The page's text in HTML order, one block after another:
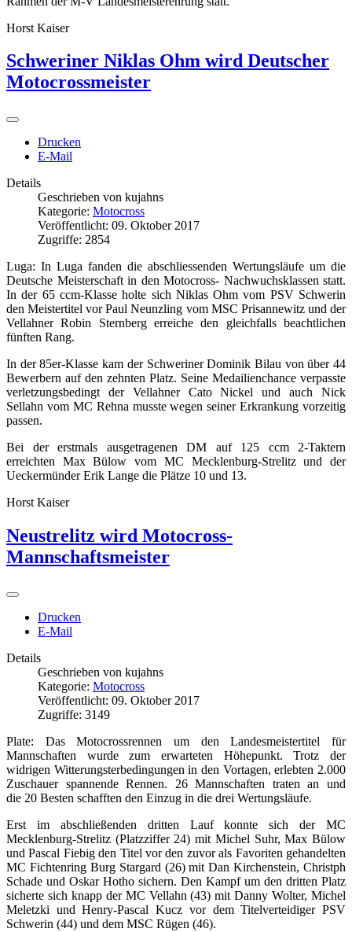
Horst Kaiser
Schweriner Niklas Ohm wird Deutscher
Motocrossmeister
Drucken
E-Mail
Details
Geschrieben von kujahns
Kategorie: Motocross
Veröffentlicht: 09. Oktober 2017
Zugriffe: 2854
Luga: In Luga fanden die abschliessenden Wertungsläufe um die
Deutsche Meisterschaft in den Motocross- Nachwuchsklassen statt.
In der 65 ccm-Klasse holte sich Niklas Ohm vom PSV Schwerin
den Meistertitel vor Paul Neunzling vom MSC Prisannewitz und der
Vellahner Robin Sternberg erreiche den gleichfalls beachtlichen
fünften Rang.
In der 85er-Klasse kam der Schweriner Dominik Bilau von über 44
Bewerbern auf den zehnten Platz. Seine Medailienchance verpasste
verletzungsbedingt der Vellahner Cato Nickel und auch Nick
Sellahn vom MC Rehna musste wegen seiner Erkrankung vorzeitig
passen.
Bei der erstmals ausgetragenen DM auf 125 ccm 2-Taktern
erreichten Max Bülow vom MC Mecklenburg-Strelitz und der
Ueckermünder Erik Lange die Plätze 10 und 13.
Horst Kaiser
Neustrelitz wird Motocross-
Mannschaftsmeister
Drucken
E-Mail
Details
Geschrieben von kujahns
Kategorie: Motocross
Veröffentlicht: 09. Oktober 2017
Zugriffe: 3149
Plate: Das Motocrossrennen um den Landesmeistertitel für
Mannschaften wurde zum erwarteten Höhepunkt. Trotz der
widrigen Witterungsterbedingungen in den Vortagen, erlebten 2.000
Zuschauer spannende Rennen. 26 Mannschaften traten an und
die 20 Besten schafften den Einzug in die drei Wertungsläufe.
Erst im abschließenden dritten Lauf konnte sich der MC
Mecklenburg-Strelitz (Platzziffer 24) mit Michel Suhr, Max Bülow
und Pascal Fiebig den Titel vor den zuvor als Favoriten gehandelten
MC Fichtenring Burg Stargard (26) mit Dan Kirchenstein, Christph
Schade und Oskar Hotho sichern. Den Kampf um den dritten Platz
sicherte sich knapp der MC Vellahn (43) mit Danny Wolter, Michel
Meletzki und Henry-Pascal Kucz vor dem Titelverteidiger PSV
Schwerin (44) und dem MSC Rügen (46).